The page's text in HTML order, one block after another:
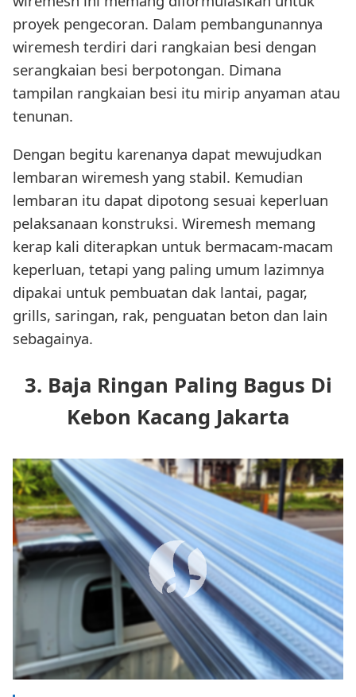
proyek pengecoran. Dalam pembangunannya
wiremesh terdiri dari rangkaian besi dengan
serangkaian besi berpotongan. Dimana
tampilan rangkaian besi itu mirip anyaman atau
tenunan.
Dengan begitu karenanya dapat mewujudkan
lembaran wiremesh yang stabil. Kemudian
lembaran itu dapat dipotong sesuai keperluan
pelaksanaan konstruksi. Wiremesh memang
kerap kali diterapkan untuk bermacam-macam
keperluan, tetapi yang paling umum lazimnya
dipakai untuk pembuatan dak lantai, pagar,
grills, saringan, rak, penguatan beton dan lain
sebagainya.
3. Baja Ringan Paling Bagus Di
Kebon Kacang Jakarta